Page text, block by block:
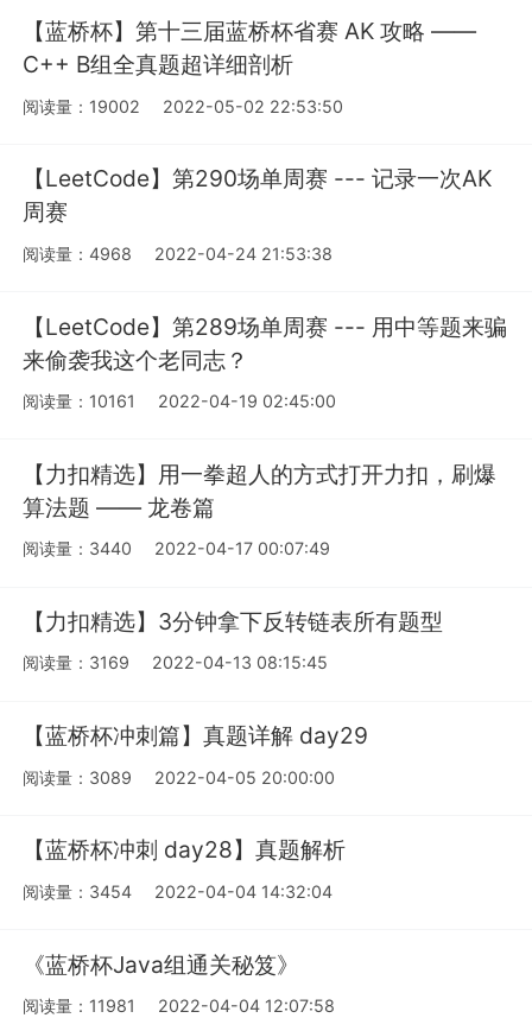
【蓝桥杯】第十三届蓝桥杯省赛 AK 攻略 ——
C++ B组全真题超详细剖析
阅读量：19002 2022-05-02 22:53:50
【LeetCode】第290场单周赛 --- 记录一次AK
周赛
阅读量：4968 2022-04-24 21:53:38
【LeetCode】第289场单周赛 --- 用中等题来骗
来偷袭我这个老同志？
阅读量：10161 2022-04-19 02:45:00
【力扣精选】用一拳超人的方式打开力扣，刷爆
算法题 —— 龙卷篇
阅读量：3440 2022-04-17 00:07:49
【力扣精选】3分钟拿下反转链表所有题型
阅读量：3169 2022-04-13 08:15:45
【蓝桥杯冲刺篇】真题详解 day29
阅读量：3089 2022-04-05 20:00:00
【蓝桥杯冲刺 day28】真题解析
阅读量：3454 2022-04-04 14:32:04
《蓝桥杯Java组通关秘笈》
阅读量：11981 2022-04-04 12:07:58